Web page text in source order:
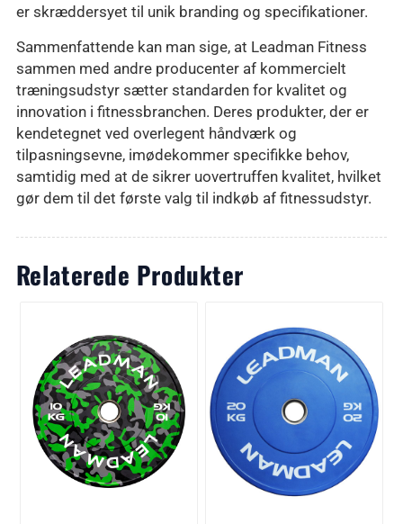
er skræddersyet til unik branding og specifikationer.
Sammenfattende kan man sige, at Leadman Fitness
sammen med andre producenter af kommercielt
træningsudstyr sætter standarden for kvalitet og
innovation i fitnessbranchen. Deres produkter, der er
kendetegnet ved overlegent håndværk og
tilpasningsevne, imødekommer specifikke behov,
samtidig med at de sikrer uovertruffen kvalitet, hvilket
gør dem til det første valg til indkøb af fitnessudstyr.
Relaterede Produkter